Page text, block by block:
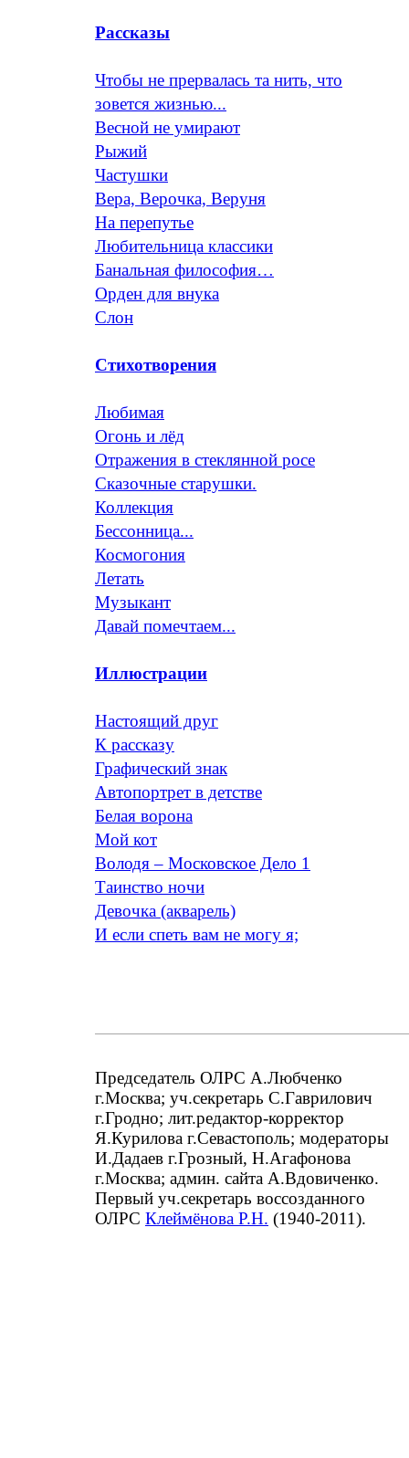
Рассказы
Чтобы не прервалась та нить, что
зовется жизнью...
Весной не умирают
Рыжий
Частушки
Вера, Верочка, Веруня
На перепутье
Любительница классики
Банальная философия…
Орден для внука
Слон
Стихотворения
Любимая
Огонь и лёд
Отражения в стеклянной росе
Сказочные старушки.
Коллекция
Бессонница...
Космогония
Летать
Музыкант
Давай помечтаем...
Иллюстрации
Настоящий друг
К рассказу
Графический знак
Автопортрет в детстве
Белая ворона
Мой кот
Володя – Московское Дело 1
Таинство ночи
Девочка (акварель)
И если спеть вам не могу я;
Председатель ОЛРС А.Любченко
г.Москва; уч.секретарь С.Гаврилович
г.Гродно; лит.редактор-корректор
Я.Курилова г.Севастополь; модераторы
И.Дадаев г.Грозный, Н.Агафонова
г.Москва; админ. сайта А.Вдовиченко.
Первый уч.секретарь воссозданного
ОЛРС Клеймёнова Р.Н. (1940-2011).